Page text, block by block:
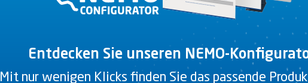
Entdecken Sie unseren NEMO-
Mit nur wenigen Klicks finden Sie das passende